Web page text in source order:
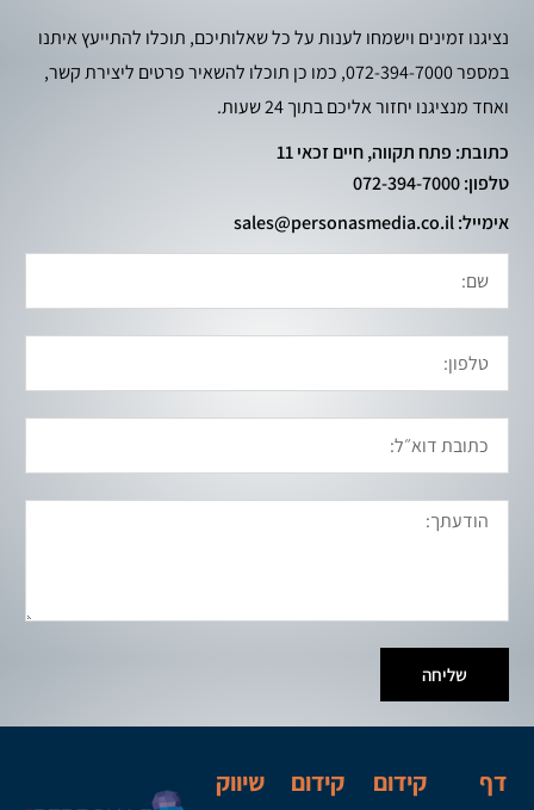
נציגנו זמינים וישמחו לענות על כל שאלותיכם, תוכלו להתייעץ איתנו
במספר 072-394-7000, כמו כן תוכלו להשאיר פרטים ליצירת קשר,
ואחד מנציגנו יחזור אליכם בתוך 24 שעות.
כתובת: פתח תקווה, חיים זכאי 11
טלפון: 072-394-7000
אימייל: sales@personasmedia.co.il
שליחה
דף
קידום
קידום
שיווק